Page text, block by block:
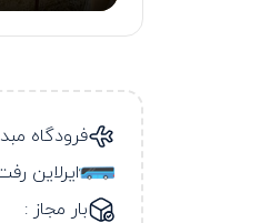
فرودگاه
ایرلاین
بار مجاز :